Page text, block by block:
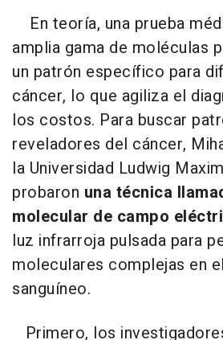
En teoría, una prueba
amplia gama de moléculas
un patrón específico para
cáncer, lo que agiliza el
los costos. Para buscar
reveladores del cáncer,
la Universidad Ludwig
probaron una técnica
molecular de campo
luz infrarroja pulsada para
moleculares complejas en
sanguíneo.
Primero, los